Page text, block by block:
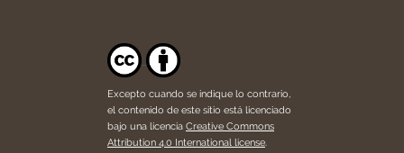
Excepto cuando se indique lo contrario,
el contenido de este sitio está licenciado
bajo una licencia Creative Commons
Attribution 4.0 International license.